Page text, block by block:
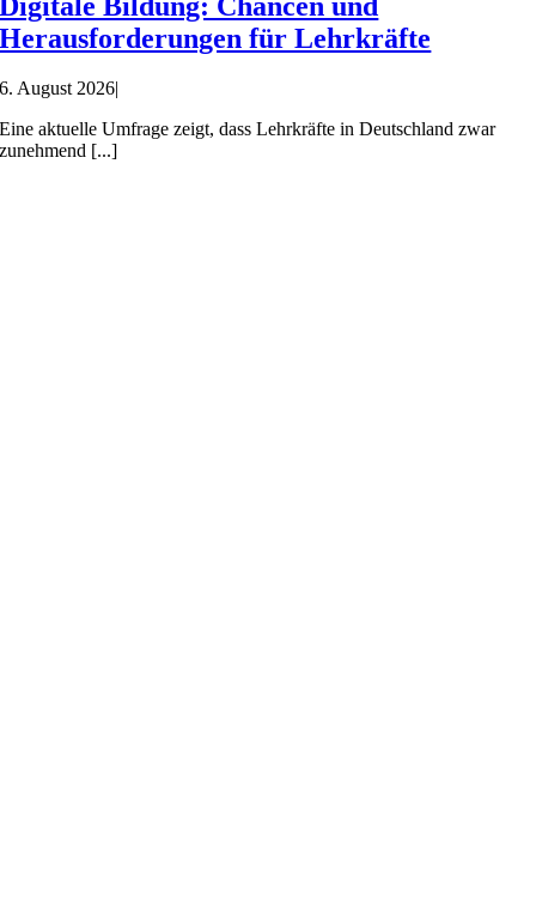
Herausforderungen für Lehrkräfte
6. August 2026|
Eine aktuelle Umfrage zeigt, dass Lehrkräfte in Deutschland zwar
zunehmend [...]